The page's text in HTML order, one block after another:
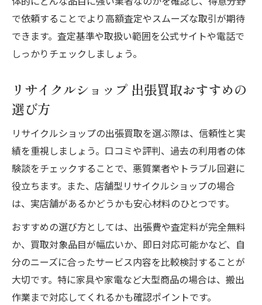
で依頼することでより高額査定やスムーズな取引が期待
できます。査定基準や取扱い範囲を公式サイトや電話で
しっかりチェックしましょう。
リサイクルショップ 出張買取おすすめの
選び方
リサイクルショップの出張買取を選ぶ際は、信頼性と実
績を重視しましょう。口コミや評判、過去の利用者の体
験談をチェックすることで、悪質業者やトラブル回避に
役立ちます。また、店舗型リサイクルショップの場合
は、実店舗があるかどうかも安心材料のひとつです。
おすすめの選び方としては、出張費や査定料が完全無料
か、買取対象品目が幅広いか、即日対応可能かなど、自
分のニーズに合ったサービス内容を比較検討することが
大切です。特に家具や家電など大型商品の場合は、搬出
作業まで対応してくれるかも確認ポイントです。